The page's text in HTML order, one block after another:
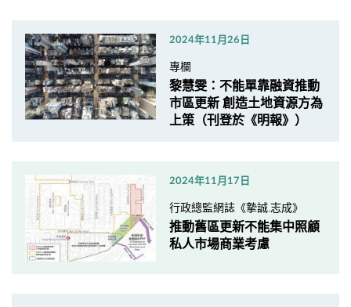
2024年11月26日
專欄
黎慧雯：不能單靠融資推動
市區更新 創造土地資源方為
上策（刊登於《明報》）
2024年11月17日
行政總監網誌《摯誠.志成》
推動舊區更新不能集中照顧
私人市場商業考慮